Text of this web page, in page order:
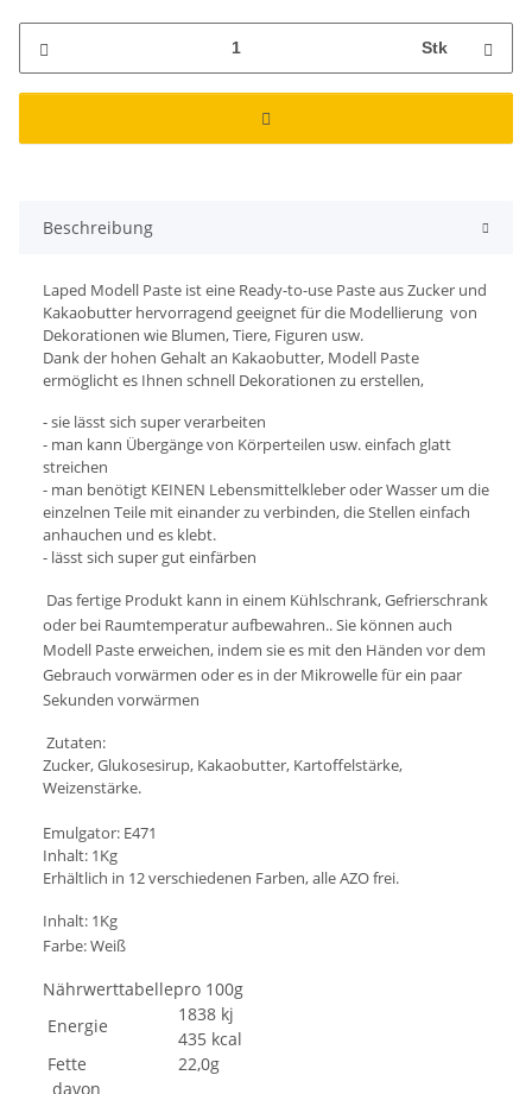
Stk
Beschreibung
Laped Modell Paste ist eine Ready-to-use Paste aus Zucker und
Kakaobutter hervorragend geeignet für die Modellierung von
Dekorationen wie Blumen, Tiere, Figuren usw.
Dank der hohen Gehalt an Kakaobutter, Modell Paste
ermöglicht es Ihnen schnell Dekorationen zu erstellen,
- sie lässt sich super verarbeiten
- man kann Übergänge von Körperteilen usw. einfach glatt
streichen
- man benötigt KEINEN Lebensmittelkleber oder Wasser um die
einzelnen Teile mit einander zu verbinden, die Stellen einfach
anhauchen und es klebt.
- lässt sich super gut einfärben
Das fertige Produkt kann in einem Kühlschrank, Gefrierschrank
oder bei Raumtemperatur aufbewahren.. Sie können auch
Modell Paste erweichen, indem sie es mit den Händen vor dem
Gebrauch vorwärmen oder es in der Mikrowelle für ein paar
Sekunden vorwärmen
Zutaten:
Zucker, Glukosesirup, Kakaobutter, Kartoffelstärke,
Weizenstärke.
Emulgator: E471
Inhalt: 1Kg
Erhältlich in 12 verschiedenen Farben, alle AZO frei.
Inhalt: 1Kg
Farbe: Weiß
Nährwerttabellepro 100g
Energie
1838 kj
435 kcal
Fette
22,0g
davon